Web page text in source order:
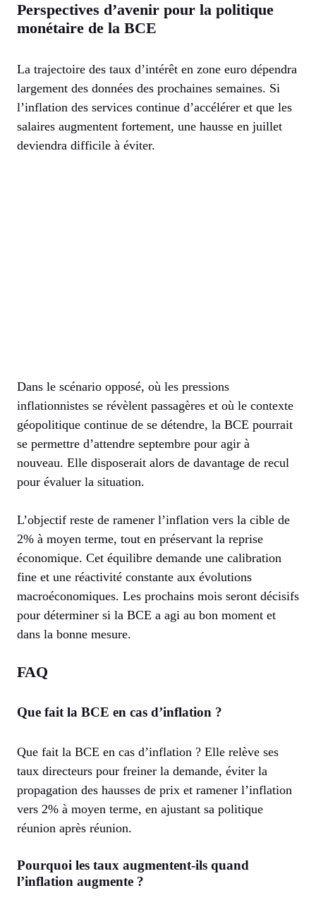
Perspectives d’avenir pour la politique
monétaire de la BCE
La trajectoire des taux d’intérêt en zone euro dépendra
largement des données des prochaines semaines. Si
l’inflation des services continue d’accélérer et que les
salaires augmentent fortement, une hausse en juillet
deviendra difficile à éviter.
Dans le scénario opposé, où les pressions
inflationnistes se révèlent passagères et où le contexte
géopolitique continue de se détendre, la BCE pourrait
se permettre d’attendre septembre pour agir à
nouveau. Elle disposerait alors de davantage de recul
pour évaluer la situation.
L’objectif reste de ramener l’inflation vers la cible de
2% à moyen terme, tout en préservant la reprise
économique. Cet équilibre demande une calibration
fine et une réactivité constante aux évolutions
macroéconomiques. Les prochains mois seront décisifs
pour déterminer si la BCE a agi au bon moment et
dans la bonne mesure.
FAQ
Que fait la BCE en cas d’inflation ?
Que fait la BCE en cas d’inflation ? Elle relève ses
taux directeurs pour freiner la demande, éviter la
propagation des hausses de prix et ramener l’inflation
vers 2% à moyen terme, en ajustant sa politique
réunion après réunion.
Pourquoi les taux augmentent-ils quand
l’inflation augmente ?